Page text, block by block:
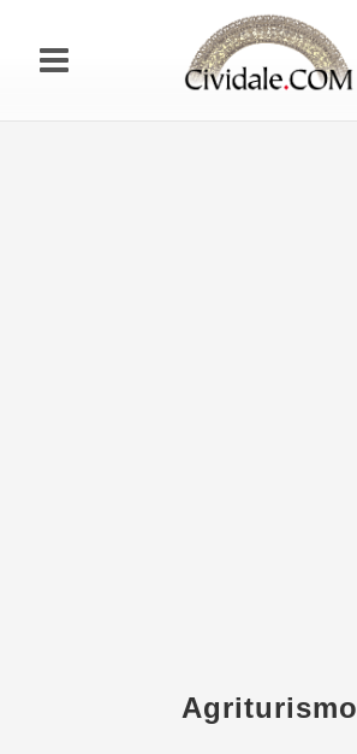
Agriturismo